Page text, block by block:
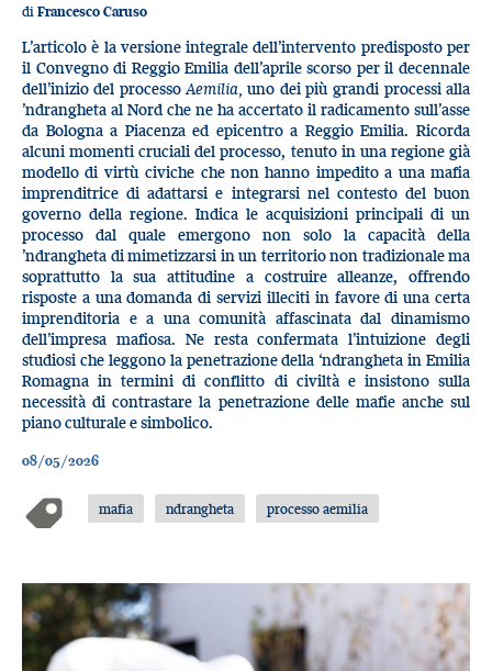
di Francesco Caruso
L’articolo è la versione integrale dell’intervento predisposto per
il Convegno di Reggio Emilia dell’aprile scorso per il decennale
dell’inizio del processo Aemilia, uno dei più grandi processi alla
’ndrangheta al Nord che ne ha accertato il radicamento sull’asse
da Bologna a Piacenza ed epicentro a Reggio Emilia. Ricorda
alcuni momenti cruciali del processo, tenuto in una regione già
modello di virtù civiche che non hanno impedito a una mafia
imprenditrice di adattarsi e integrarsi nel contesto del buon
governo della regione. Indica le acquisizioni principali di un
processo dal quale emergono non solo la capacità della
’ndrangheta di mimetizzarsi in un territorio non tradizionale ma
soprattutto la sua attitudine a costruire alleanze, offrendo
risposte a una domanda di servizi illeciti in favore di una certa
imprenditoria e a una comunità affascinata dal dinamismo
dell’impresa mafiosa. Ne resta confermata l’intuizione degli
studiosi che leggono la penetrazione della ‘ndrangheta in Emilia
Romagna in termini di conflitto di civiltà e insistono sulla
necessità di contrastare la penetrazione delle mafie anche sul
piano culturale e simbolico.
08/05/2026
mafia ndrangheta processo aemilia